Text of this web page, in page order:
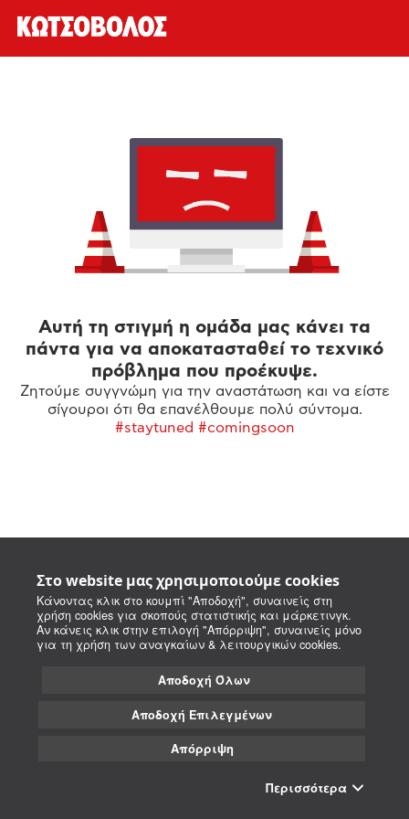
Στο website μας χρησιμοποιούμε cookies
Κάνοντας κλικ στο κουμπί "Αποδοχή", συναινείς στη
χρήση cookies για σκοπούς στατιστικής και μάρκετινγκ.
Αν κάνεις κλικ στην επιλογή "Απόρριψη", συναινείς μόνο
για τη χρήση των αναγκαίων & λειτουργικών cookies.
Αποδοχή Όλων
Αποδοχή Επιλεγμένων
Απόρριψη
Περισσότερα
Αυτή τη στιγμή η ομάδα μας κάνει τα
πάντα για να αποκατασταθεί το τεχνικό
πρόβλημα που προέκυψε.
Ζητούμε συγγνώμη για την αναστάτωση και να είστε
σίγουροι ότι θα επανέλθουμε πολύ σύντομα.
#staytuned #comingsoon